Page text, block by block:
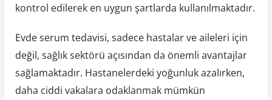
kontrol edilerek en uygun şartlarda kullanılmaktadır.
Evde serum tedavisi, sadece hastalar ve aileleri için
değil, sağlık sektörü açısından da önemli avantajlar
sağlamaktadır. Hastanelerdeki yoğunluk azalırken,
daha ciddi vakalara odaklanmak mümkün